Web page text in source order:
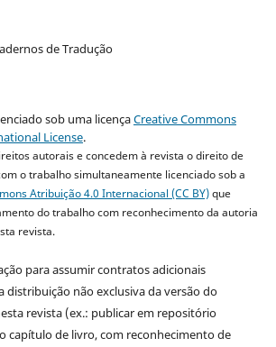
de Tradução
sob uma licençaCreative Commons
License.
autorais e concedem à revista o direito de
o trabalho simultaneamente licenciado sob a
Atribuição 4.0 Internacional (CC BY)que
do trabalho com reconhecimento da autoria
revista.
para assumir contratos adicionais
distribuição não exclusiva da versão do
revista (ex.: publicar em repositório
capítulo de livro, com reconhecimento de